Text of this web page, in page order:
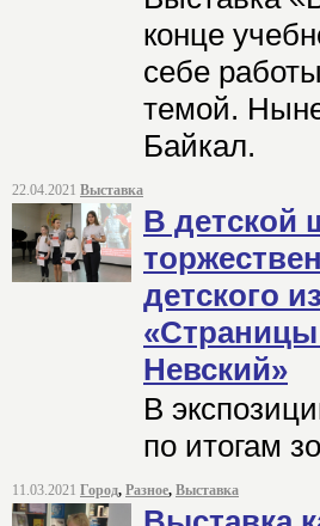
конце
себе
темой.
Байкал.
22.04.2021 Выставка
В детской
детского
Невский»
В
по итогам
11.03.2021 Город, Разное, Выставка